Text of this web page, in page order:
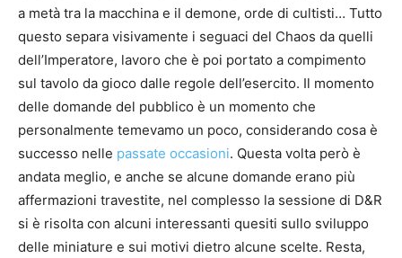
a metà tra la macchina e il demone, orde di cultisti… Tutto
questo separa visivamente i seguaci del Chaos da quelli
dell’Imperatore, lavoro che è poi portato a compimento
sul tavolo da gioco dalle regole dell’esercito. Il momento
delle domande del pubblico è un momento che
personalmente temevamo un poco, considerando cosa è
successo nelle passate occasioni. Questa volta però è
andata meglio, e anche se alcune domande erano più
affermazioni travestite, nel complesso la sessione di D&R
si è risolta con alcuni interessanti quesiti sullo sviluppo
delle miniature e sui motivi dietro alcune scelte. Resta,